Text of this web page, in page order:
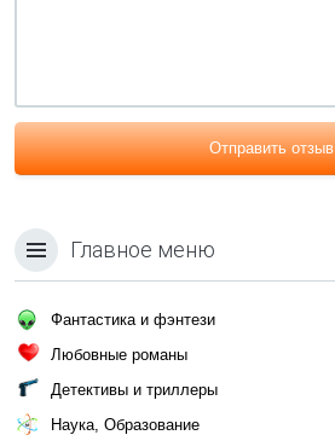
Отправить отзыв
Главное меню
Фантастика и фэнтези
Любовные романы
Детективы и триллеры
Наука, Образование